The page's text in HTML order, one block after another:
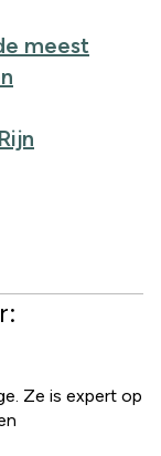
meest
Ze is expert op